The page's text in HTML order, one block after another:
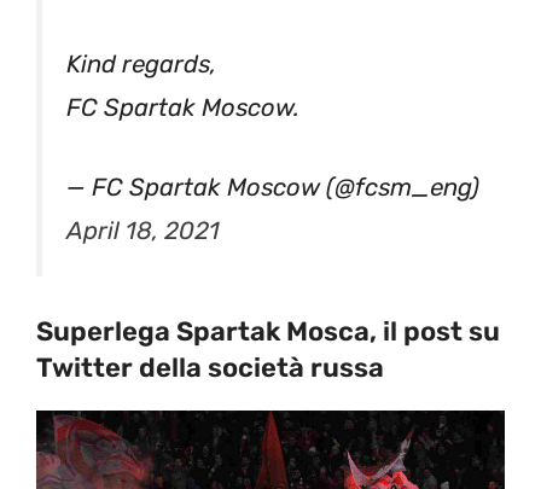
Kind regards,
FC Spartak Moscow.
— FC Spartak Moscow (@fcsm_eng)
April 18, 2021
Superlega Spartak Mosca, il post su
Twitter della società russa